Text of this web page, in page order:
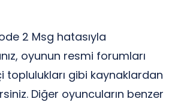
2 Msg hatasıyla
oyunun resmi forumları
toplulukları gibi kaynaklardan
Diğer oyuncuların benzer